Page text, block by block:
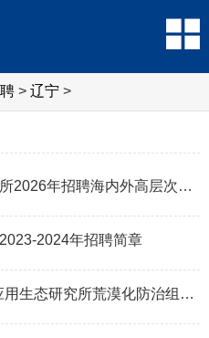
> 辽宁 >
中国科学院大连化学物理研究所2026年招聘海内外高层次人才
2024年招聘简章
2022年11月中国科学院沈阳应用生态研究所荒漠化防治组招聘科研助理1名启事